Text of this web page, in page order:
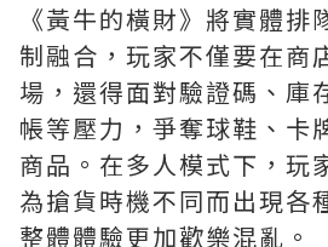
《黃牛的橫財》將實體排
制融合，玩家不僅要在商
場，還得面對驗證碼、庫
帳等壓力，爭奪球鞋、卡
商品。在多人模式下，玩
為搶貨時機不同而出現各
整體體驗更加歡樂混亂。